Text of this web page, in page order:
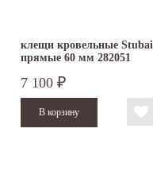
клещи кровельные Stubai
прямые 60 мм 282051
7 100 ₽